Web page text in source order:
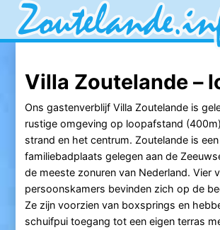
Villa Zoutelande –
Ons gastenverblijf Villa Zoutelande is
rustige omgeving op loopafstand
strand en het centrum. Zoutelande is
familiebadplaats gelegen aan de
de meeste zonuren van Nederland. Vier
persoonskamers bevinden zich op de
Ze zijn voorzien van boxsprings en
schuifpui toegang tot een eigen terras